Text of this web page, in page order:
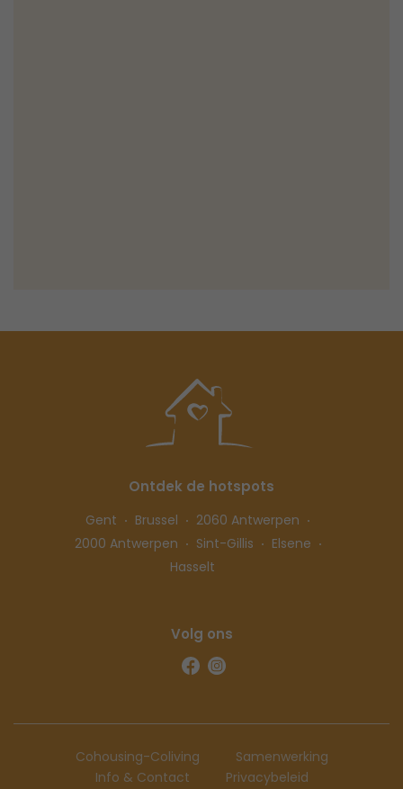
Ontdek de hotspots
Gent Brussel
2060 Antwerpen
2000 Antwerpen
Sint-Gillis
Elsene
Hasselt
Volg ons
Cohousing-Coliving
Samenwerking
Info & Contact
Privacybeleid